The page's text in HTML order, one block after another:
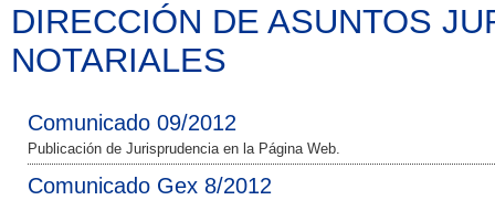
DIRECCIÓN DE ASUNTOS
NOTARIALES
Comunicado 09/2012
Publicación de Jurisprudencia en la Página Web.
Comunicado Gex 8/2012